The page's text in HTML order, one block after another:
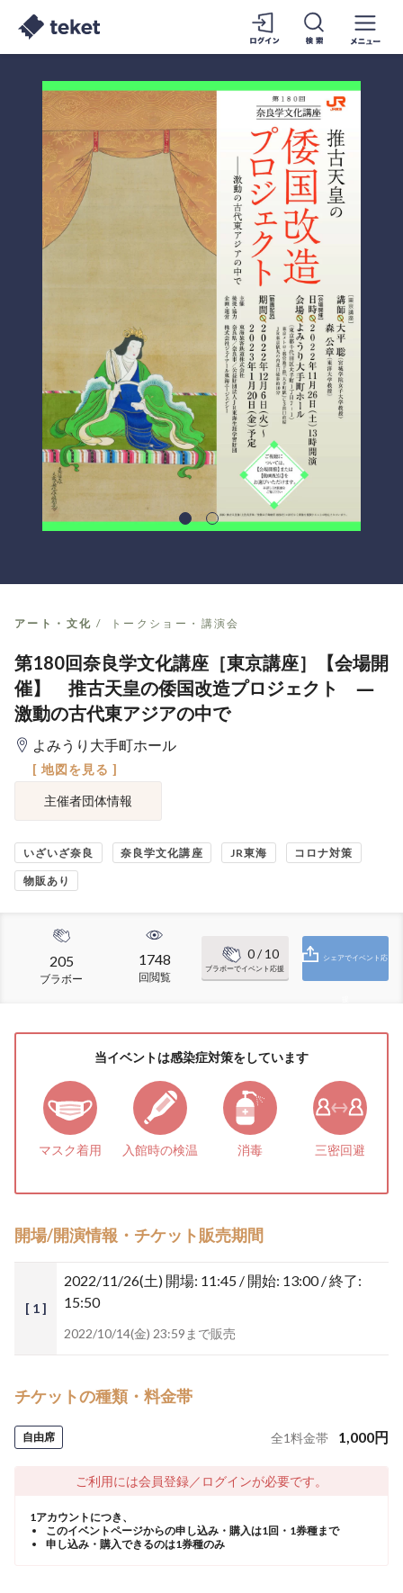
アート・文化 トークショー・講演会
第180回奈良学文化講座［東京講座］【会場開
催】 推古天皇の倭国改造プロジェクト ―
激動の古代東アジアの中で
よみうり大手町ホール
[ 地図を見る ]
主催者団体情報
いざいざ奈良 奈良学文化講座 JR東海 コロナ対策
物販あり
205
ブラボー
1748
回閲覧
0/ 10
ブラボーでイベント応援
シェアでイベント応
当イベントは感染症対策をしています
マスク着用 入館時の検温 消毒 三密回避
開場/開演情報・チケット販売期間
[ 1 ]
2022/11/26(土) 開場: 11:45 / 開始: 13:00 / 終了:
15:50
2022/10/14(金) 23:59まで販売
チケットの種類・料金帯
自由席 全1料金帯 1,000円
ご利用には会員登録／ログインが必要です。
1アカウントにつき、
このイベントページからの申し込み・購入は1回・1券種まで
申し込み・購入できるのは1券種のみ